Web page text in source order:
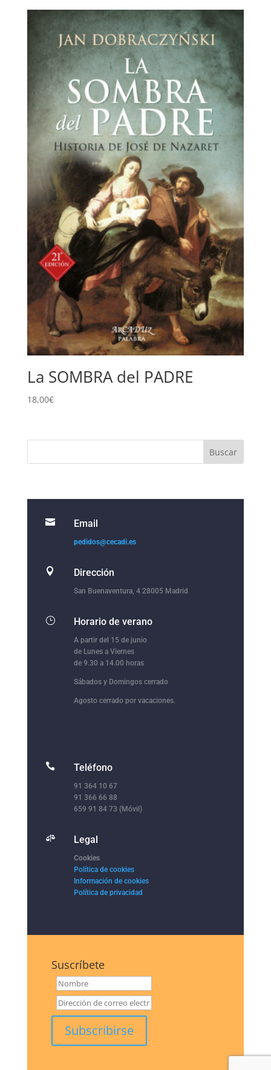
La SOMBRA del PADRE
18,00€
 Email
pedidos@cecadi.es
 Dirección
San Buenaventura, 4 28005 Madrid
} Horario de verano
A partir del 15 de junio
de Lunes a Viernes
de 9.30 a 14.00 horas
Sábados y Domingos cerrado
Agosto cerrado por vacaciones.
 Teléfono
91 364 10 67
91 366 66 88
659 91 84 73 (Móvil)
 Legal
Cookies
Política de cookies
Información de cookies
Política de privacidad
Suscríbete